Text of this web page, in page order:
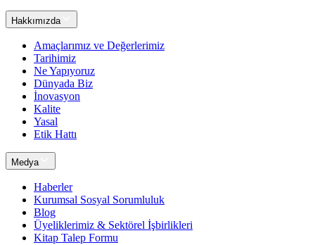
Hakkımızda
Amaçlarımız ve Değerlerimiz
Tarihimiz
Ne Yapıyoruz
Dünyada Biz
İnovasyon
Kalite
Yasal
Etik Hattı
Medya
Haberler
Kurumsal Sosyal Sorumluluk
Blog
Üyeliklerimiz & Sektörel İşbirlikleri
Kitap Talep Formu